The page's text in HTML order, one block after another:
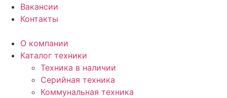
Вакансии
Контакты
О компании
Каталог техники
Техника в наличии
Серийная техника
Коммунальная техника